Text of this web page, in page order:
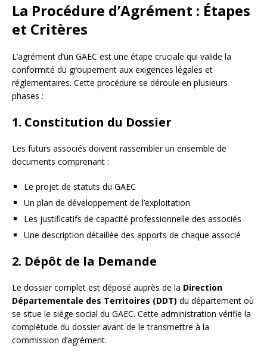
La Procédure d’Agrément : Étapes
et Critères
L’agrément d’un GAEC est une étape cruciale qui valide la
conformité du groupement aux exigences légales et
réglementaires. Cette procédure se déroule en plusieurs
phases :
1. Constitution du Dossier
Les futurs associés doivent rassembler un ensemble de
documents comprenant :
Le projet de statuts du GAEC
Un plan de développement de l’exploitation
Les justificatifs de capacité professionnelle des associés
Une description détaillée des apports de chaque associé
2. Dépôt de la Demande
Le dossier complet est déposé auprès de la Direction
Départementale des Territoires (DDT) du département où
se situe le siège social du GAEC. Cette administration vérifie la
complétude du dossier avant de le transmettre à la
commission d’agrément.